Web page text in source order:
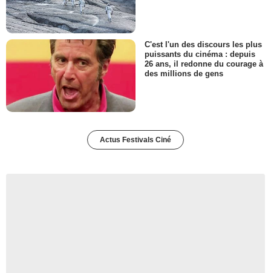
C'est l'un des discours les plus
puissants du cinéma : depuis
26 ans, il redonne du courage à
des millions de gens
Actus Festivals Ciné